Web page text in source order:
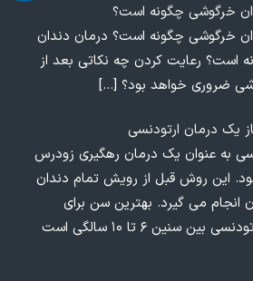
خرگوشی چگونه است؟
خرگوشی چگونه است؟ درمان دندان
است؟ رعایت کردن چه نکاتی بعد از
ضروری خواهد بود؟[…]
یک درمان ارتودنسی
به عنوان یک درمان رهگیری زودرس
این روش قبل از رویش تمام دندان
انجام می گیرد. بهترین سن برای
سنین ۶ تا ۱۰ سالگی است